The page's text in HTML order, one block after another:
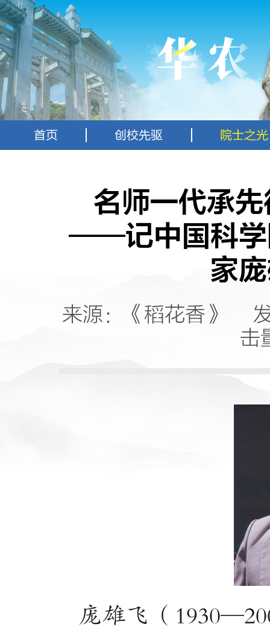
首页 创校先驱 院士之光
名师一代承
——记中国科学
家
来源：《稻花香》
击
庞雄飞（ 1930—